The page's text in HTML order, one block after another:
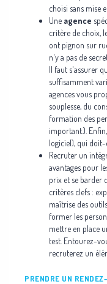
choisi sans mise
Une agence
critère de choix,
ont pignon sur
n'y a pas de
Il faut s'assurer
suffisamment
agences vous
souplesse, du
formation des
important.).
logiciel), qui doit-
Recruter un
avantages pour
prix et se barder
critères clefs :
maîtrise des
former les
mettre en place
test. Entourez-
recruterez un
PRENDRE UN